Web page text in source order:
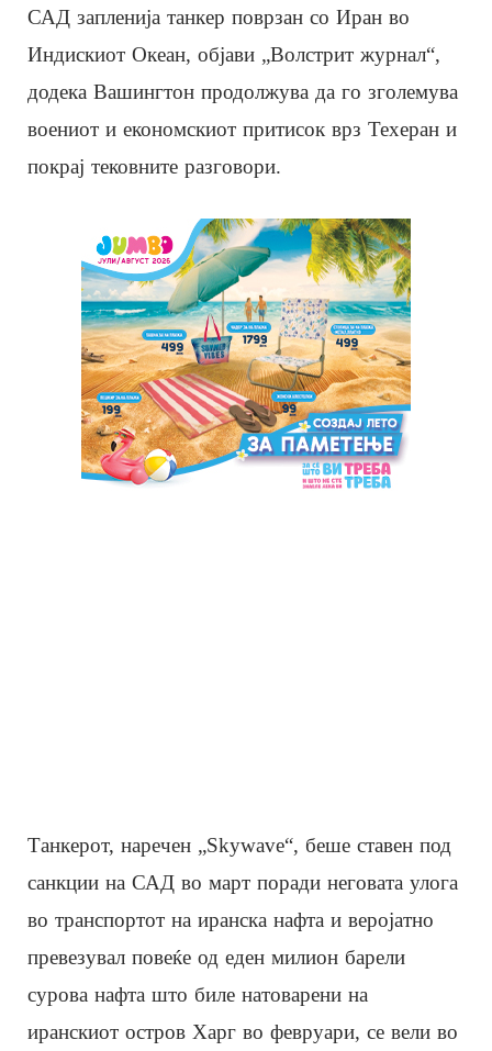
САД запленија танкер поврзан со Иран во
Индискиот Океан, објави „Волстрит журнал“,
додека Вашингтон продолжува да го зголемува
воениот и економскиот притисок врз Техеран и
покрај тековните разговори.
Танкерот, наречен „Skywave“, беше ставен под
санкции на САД во март поради неговата улога
во транспортот на иранска нафта и веројатно
превезувал повеќе од еден милион барели
сурова нафта што биле натоварени на
иранскиот остров Харг во февруари, се вели во